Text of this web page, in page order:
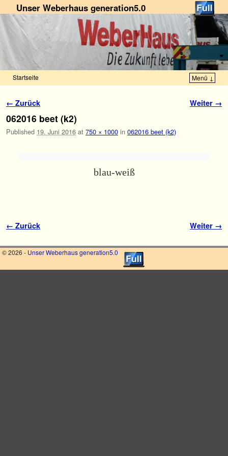
Unser Weberhaus generation5.0
Startseite Menü ↓
Bilder-Navigation
← Zurück Weiter →
062016 beet (k2)
Published 19. Juni 2016 at 750 × 1000 in 062016 beet (k2)
blau-weiß
Bilder-Navigation
← Zurück Weiter →
© 2026 - Unser Weberhaus generation5.0